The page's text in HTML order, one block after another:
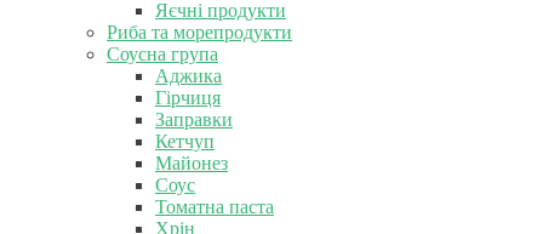
Яєчні продукти
Риба та морепродукти
Соусна група
Аджика
Гірчиця
Заправки
Кетчуп
Майонез
Соус
Томатна паста
Хрін